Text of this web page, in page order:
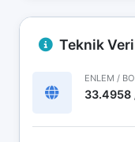
Teknik
ENLEM /
33.4958